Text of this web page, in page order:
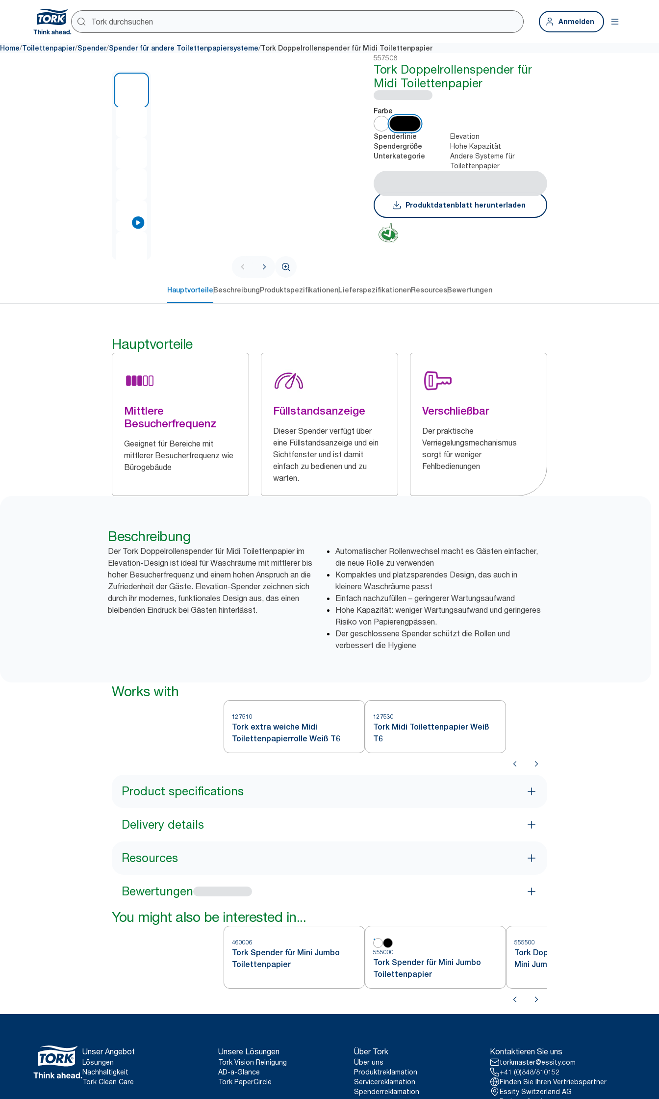
Anmelden
Home/Toilettenpapier/Spender/Spender für andere Toilettenpapiersysteme/Tork Doppelrollenspender für Midi Toilettenpapier
557508
Tork Doppelrollenspender für
Midi Toilettenpapier
Farbe
Spenderlinie Elevation
Spendergröße Hohe Kapazität
Unterkategorie
Andere Systeme für
Toilettenpapier
Produktdatenblatt herunterladen
HauptvorteileBeschreibungProduktspezifikationenLieferspezifikationenResourcesBewertungen
Hauptvorteile
Mittlere
Besucherfrequenz
Geeignet für Bereiche mit
mittlerer Besucherfrequenz wie
Bürogebäude
Füllstandsanzeige
Dieser Spender verfügt über
eine Füllstandsanzeige und ein
Sichtfenster und ist damit
einfach zu bedienen und zu
warten.
Verschließbar
Der praktische
Verriegelungsmechanismus
sorgt für weniger
Fehlbedienungen
Beschreibung
Der Tork Doppelrollenspender für Midi Toilettenpapier im
Elevation-Design ist ideal für Waschräume mit mittlerer bis
hoher Besucherfrequenz und einem hohen Anspruch an die
Zufriedenheit der Gäste. Elevation-Spender zeichnen sich
durch ihr modernes, funktionales Design aus, das einen
bleibenden Eindruck bei Gästen hinterlässt.
Automatischer Rollenwechsel macht es Gästen einfacher,
die neue Rolle zu verwenden
Kompaktes und platzsparendes Design, das auch in
kleinere Waschräume passt
Einfach nachzufüllen – geringerer Wartungsaufwand
Hohe Kapazität: weniger Wartungsaufwand und geringeres
Risiko von Papierengpässen.
Der geschlossene Spender schützt die Rollen und
verbessert die Hygiene
Works with
127510
Tork extra weiche Midi
Toilettenpapierrolle Weiß T6
127530
Tork Midi Toilettenpapier Weiß
T6
Product specifications
Delivery details
Resources
Bewertungen
You might also be interested in...
460006
Tork Spender für Mini Jumbo
Toilettenpapier
555000
Tork Spender für Mini Jumbo
Toilettenpapier
555500
Tork Doppelrollenspender für
Mini Jumbo Toilettenpapier
Unser Angebot
Lösungen
Nachhaltigkeit
Tork Clean Care
Unsere Lösungen
Tork Vision Reinigung
AD-a-Glance
Tork PaperCircle
Über Tork
Über uns
Produktreklamation
Servicereklamation
Spenderreklamation
Kontaktieren Sie uns
torkmaster@essity.com
+41 (0)848/810152
Finden Sie Ihren Vertriebspartner
Essity Switzerland AG